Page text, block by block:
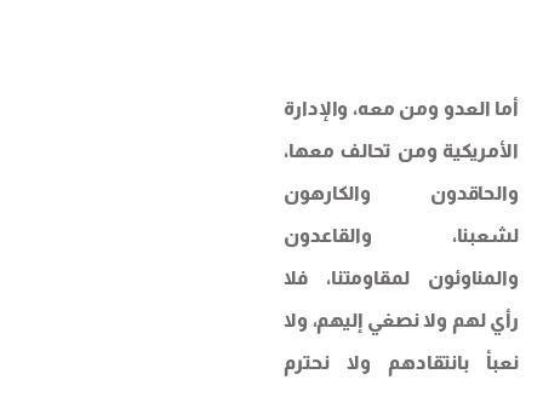
أما العدو ومن معه، والإدارة
الأمريكية ومن تحالف معها،
والحاقدون والكارهون
لشعبنا، والقاعدون
والمناوئون لمقاومتنا، فلا
رأي لهم ولا نصغي إليهم، ولا
نعبأ بانتقادهم ولا نحترم